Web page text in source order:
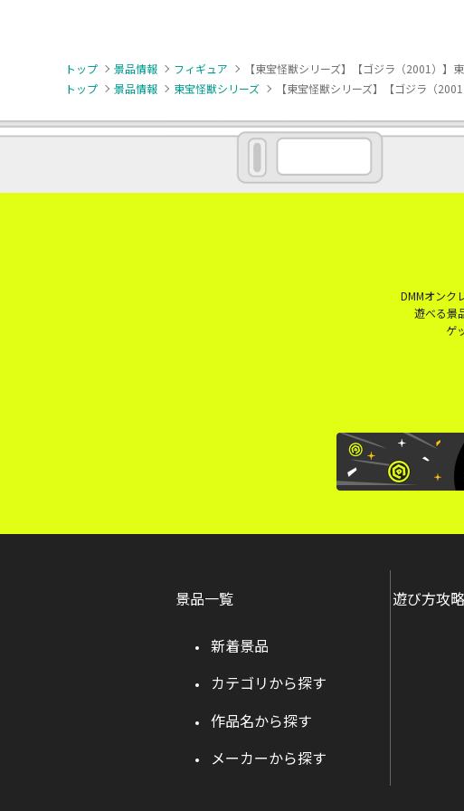
トップ 景品情報 フィギュア
【東宝怪獣シリーズ】【ゴジラ（2001）】
トップ
景品情報 東宝怪獣シリーズ 【東宝怪獣シリーズ】【ゴジラ（
DMMオンク
遊べる景
ゲ
景品一覧
新着景品
カテゴリから探す
作品名から探す
メーカーから探す
遊び方攻略